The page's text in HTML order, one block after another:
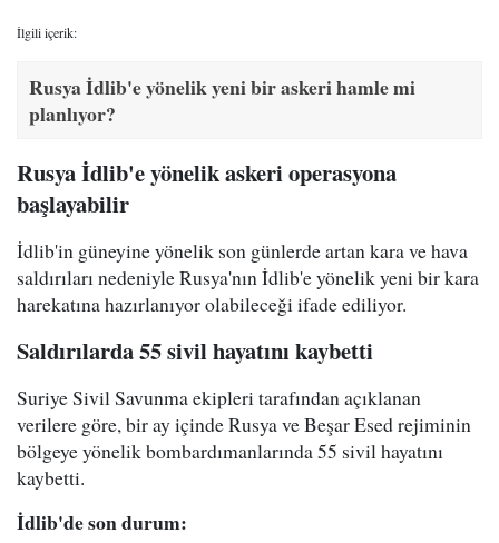
İlgili içerik:
Rusya İdlib'e yönelik yeni bir askeri hamle mi
planlıyor?
Rusya İdlib'e yönelik askeri operasyona
başlayabilir
İdlib'in güneyine yönelik son günlerde artan kara ve hava
saldırıları nedeniyle Rusya'nın İdlib'e yönelik yeni bir kara
harekatına hazırlanıyor olabileceği ifade ediliyor.
Saldırılarda 55 sivil hayatını kaybetti
Suriye Sivil Savunma ekipleri tarafından açıklanan
verilere göre, bir ay içinde Rusya ve Beşar Esed rejiminin
bölgeye yönelik bombardımanlarında 55 sivil hayatını
kaybetti.
İdlib'de son durum: